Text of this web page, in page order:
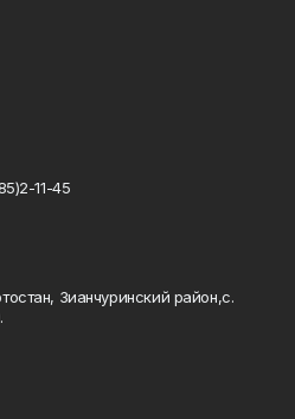
11-45
Зианчуринский район,с.